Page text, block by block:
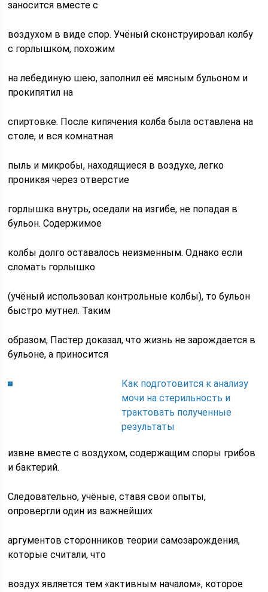
заносится вместе с
воздухом в виде спор. Учёный сконструировал колбу
с горлышком, похожим
на лебединую шею, заполнил её мясным бульоном и
прокипятил на
спиртовке. После кипячения колба была оставлена на
столе, и вся комнатная
пыль и микробы, находящиеся в воздухе, легко
проникая через отверстие
горлышка внутрь, оседали на изгибе, не попадая в
бульон. Содержимое
колбы долго оставалось неизменным. Однако если
сломать горлышко
(учёный использовал контрольные колбы), то бульон
быстро мутнел. Таким
образом, Пастер доказал, что жизнь не зарождается в
бульоне, а приносится
Как подготовится к анализу
мочи на стерильность и
трактовать полученные
результаты
извне вместе с воздухом, содержащим споры грибов
и бактерий.
Следовательно, учёные, ставя свои опыты,
опровергли один из важнейших
аргументов сторонников теории самозарождения,
которые считали, что
воздух является тем «активным началом», которое